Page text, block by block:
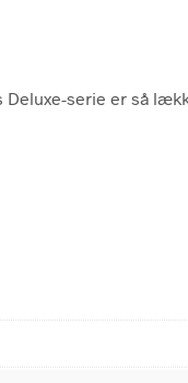
Deluxe-serie er så